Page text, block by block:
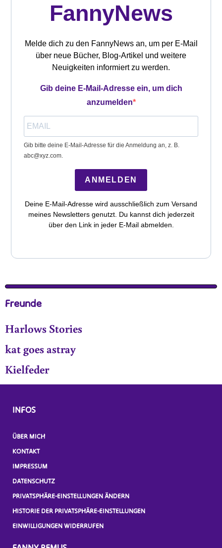
FannyNews
Melde dich zu den FannyNews an, um per E-Mail
über neue Bücher, Blog-Artikel und weitere
Neuigkeiten informiert zu werden.
Gib deine E-Mail-Adresse ein, um dich
anzumelden
Gib bitte deine E-Mail-Adresse für die Anmeldung an, z. B.
abc@xyz.com.
ANMELDEN
Deine E-Mail-Adresse wird ausschließlich zum Versand
meines Newsletters genutzt. Du kannst dich jederzeit
über den Link in jeder E-Mail abmelden.
Freunde
Harlows Stories
kat goes astray
Kielfeder
INFOS
ÜBER MICH
KONTAKT
IMPRESSUM
DATENSCHUTZ
PRIVATSPHÄRE-EINSTELLUNGEN ÄNDERN
HISTORIE DER PRIVATSPHÄRE-EINSTELLUNGEN
EINWILLIGUNGEN WIDERRUFEN